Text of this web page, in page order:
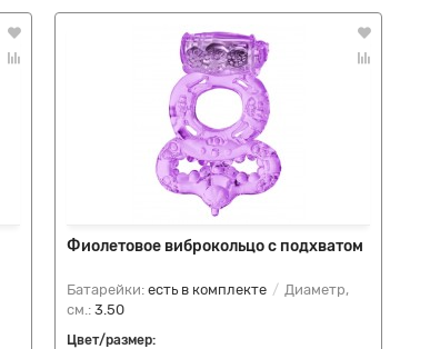
Фиолетовое виброкольцо с подхватом
Батарейки: есть в комплекте
Диаметр,
см.: 3.50
Цвет/размер: